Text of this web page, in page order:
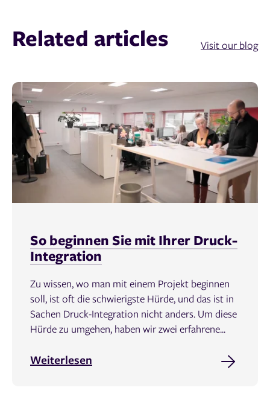
Related articles Visit our blog
So beginnen Sie mit Ihrer Druck-
Integration
Zu wissen, wo man mit einem Projekt beginnen
soll, ist oft die schwierigste Hürde, und das ist in
Sachen Druck-Integration nicht anders. Um diese
Hürde zu umgehen, haben wir zwei erfahrene...
Weiterlesen